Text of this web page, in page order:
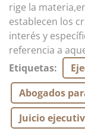
rige la
establecen los
interés y
referencia a
Etiquetas:
Abogados
Juicio